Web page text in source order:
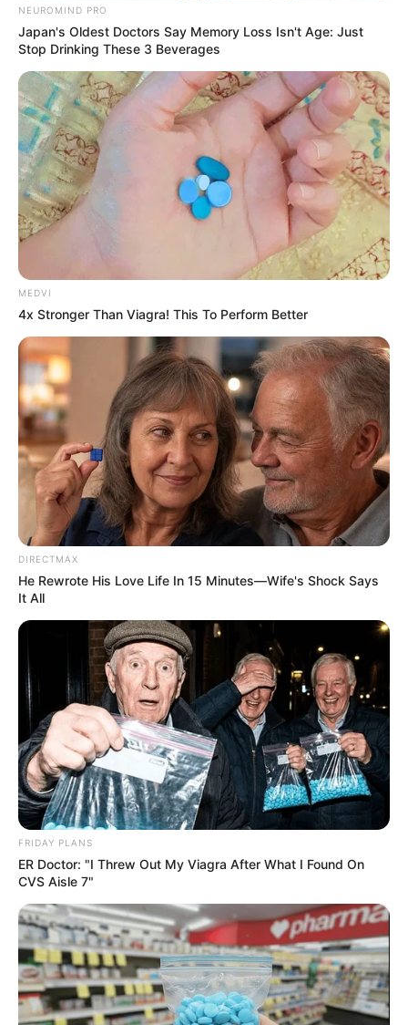
บทความนี้ได้รับอนุญาตให้เผยแพร่ได้บนเว็บไซต์
Horoscope.mthai.com เท่านั้น
รูปประกอบและเรียบเรียงโดย :Horoscope.mthai.com
ติดตามอ่านดวง โดย อ.คฑา ชินบัญชร ได้ที่หนังสือ
พยากรณ์ชะตาชีวิต ไพยิปซีปี2559
ดวงความรัก ดวงเนื้อคู่ ดูดวง
ดูดวงความรัก
ดูดวงปี2559
เนื้อคู่
นักเขียน
อิสฺวาสุ
เชื่อในสิ่งที่เฮ็ด เฮ็ดในสิ่งที่เชื่อ
เนื้อหาที่ได้รับการโปรโมต
From Baddies To Sweethearts: 9 Actresses That Can
Do It All!
NEUROMIND PRO
Japan's Oldest Doctors Say Memory Loss Isn't Age: Just
Stop Drinking These 3 Beverages
MEDVI
4x Stronger Than Viagra! This To Perform Better
DIRECTMAX
He Rewrote His Love Life In 15 Minutes—Wife's Shock Says
It All
FRIDAY PLANS
ER Doctor: "I Threw Out My Viagra After What I Found On
CVS Aisle 7"